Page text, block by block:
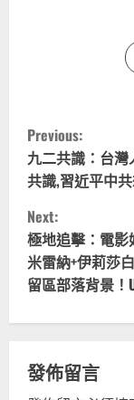
C
o
n
t
i
n
u
Previous:
九二共識：台
共識,習近平中
Next:
極地追擊：電影
米雷納+伊莉莎
留區部落背景！
發佈留言